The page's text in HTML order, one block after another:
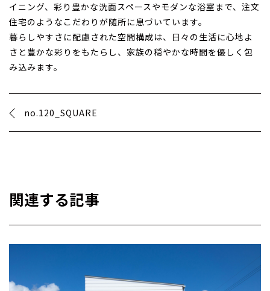
イニング、彩り豊かな洗面スペースやモダンな浴室まで、注文
住宅のようなこだわりが随所に息づいています。
暮らしやすさに配慮された空間構成は、日々の生活に心地よ
さと豊かな彩りをもたらし、家族の穏やかな時間を優しく包
み込みます。
no.120_SQUARE
関連する記事